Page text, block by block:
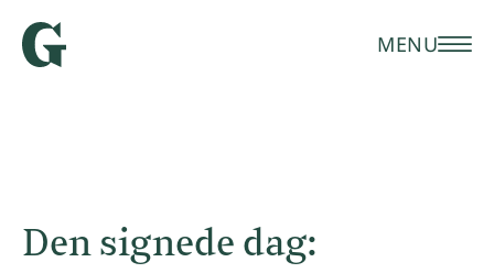
MENU
Den signede dag: